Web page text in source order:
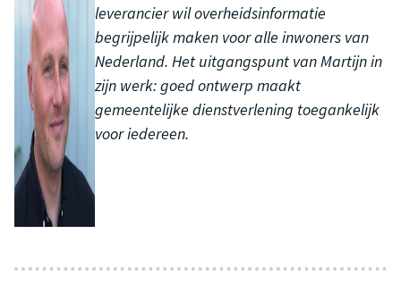
leverancier wil overheidsinformatie
begrijpelijk maken voor alle inwoners van
Nederland. Het uitgangspunt van Martijn in
zijn werk: goed ontwerp maakt
gemeentelijke dienstverlening toegankelijk
voor iedereen.